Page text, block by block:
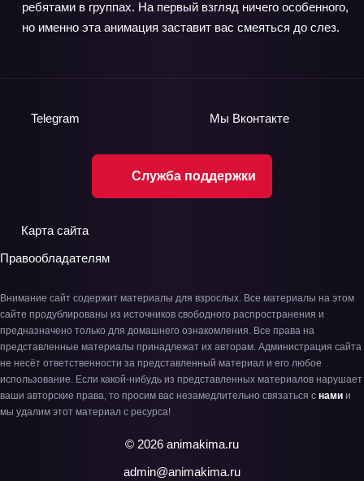
ребятами в группах. На первый взгляд ничего особенного,
но именно эта анимация заставит вас смеяться до слез.
Служба поддержки
Telegram Мы Вконтакте
Карта сайта
Правообладателям
Внимание сайт содержит материалы для взрослых. Все материалы на этом
сайте продублированы из источников свободного распространения и
предназначено только для домашнего ознакомления. Все права на
представленные материалы принадлежат их авторам. Администрация сайта
не несёт ответственности за представленный материал и его любое
использование. Если какой-нибудь из представленных материалов нарушает
ваши авторские права, то просим вас незамедлительно связаться с нами и
мы удалим этот материал с ресурса!
© 2026 animakima.ru
admin@animakima.ru